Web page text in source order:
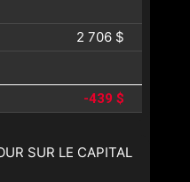
2 706 $
-439 $
SUR LE CAPITAL